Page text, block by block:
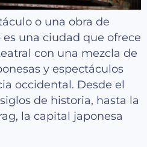
o una obra de
es una ciudad que ofrece
con una mezcla de
y espectáculos
occidental. Desde el
de historia, hasta la
la capital japonesa